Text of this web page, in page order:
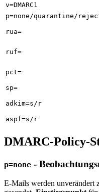
v=DMARC1
p=none/quarantine/
rua=
ruf=
pct=
sp=
adkim=s/r
aspf=s/r
DMARC-Policy-
p=none -
E-Mails werden unverändert